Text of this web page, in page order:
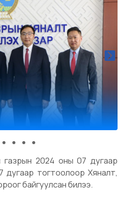
газрын 2024 оны 07 дугаар
дугаар тогтоолоор Хяналт,
байгуулсан билээ.